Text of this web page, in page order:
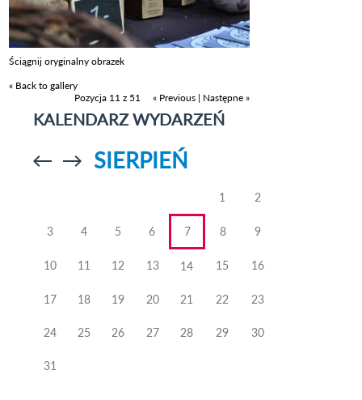
Ściągnij oryginalny obrazek
« Back to gallery
Pozycja 11 z 51
« Previous | Następne »
KALENDARZ WYDARZEŃ
Przejdź doPrzejdź do
SIERPIEŃ
1 2
3 4 5 6 7 8 9
10 11 12 13 14 15 16
17 18 19 20 21 22 23
24 25 26 27 28 29 30
31